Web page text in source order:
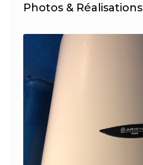
Photos & Réalisations